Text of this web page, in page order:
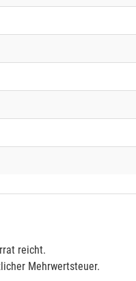
reicht.
Mehrwertsteuer.